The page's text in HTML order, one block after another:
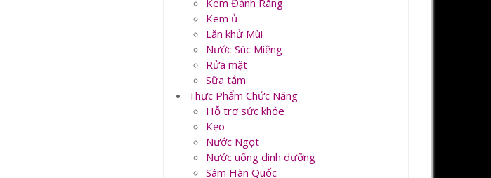
Kem Đánh Răng
Kem ủ
Lăn khử Mùi
Nước Súc Miệng
Rửa mặt
Sữa tắm
Thực Phẩm Chức Năng
Hỗ trợ sức khỏe
Kẹo
Nước Ngọt
Nước uống dinh dưỡng
Sâm Hàn Quốc